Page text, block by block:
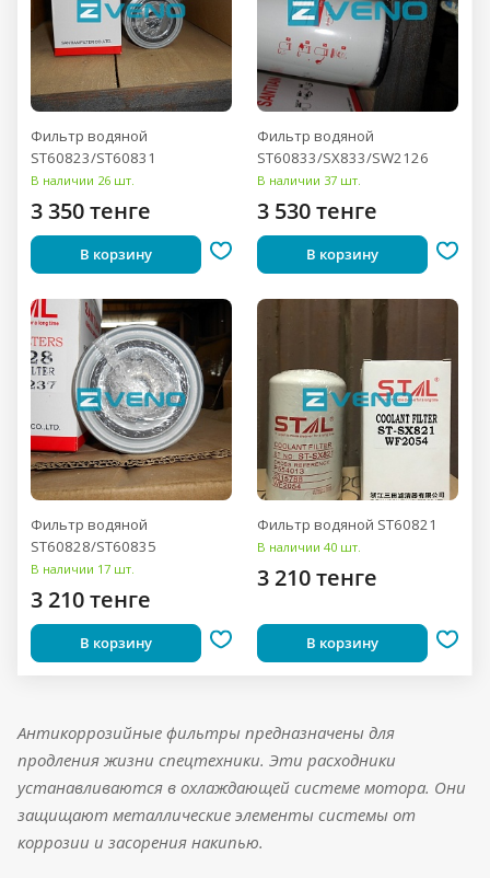
Фильтр водяной
ST60823/ST60831
В наличии 26 шт.
3 350 тенге
В корзину
Фильтр водяной
ST60833/SX833/SW2126
В наличии 37 шт.
3 530 тенге
В корзину
Фильтр водяной
ST60828/ST60835
В наличии 17 шт.
3 210 тенге
В корзину
Фильтр водяной ST60821
В наличии 40 шт.
3 210 тенге
В корзину
Антикоррозийные фильтры предназначены для
продления жизни спецтехники. Эти расходники
устанавливаются в охлаждающей системе мотора. Они
защищают металлические элементы системы от
коррозии и засорения накипью.